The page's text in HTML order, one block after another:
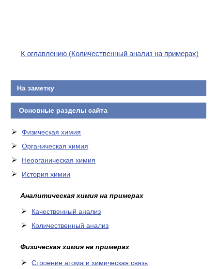
К оглавлению (Количественный анализ на примерах)
На заметку
Основные разделы сайта
Физическая химия
Органическая химия
Неорганическая химия
История химии
Аналитическая химия на примерах
Качественный анализ
Количественный анализ
Физическая химия на примерах
Cтроение атома и химическая связь